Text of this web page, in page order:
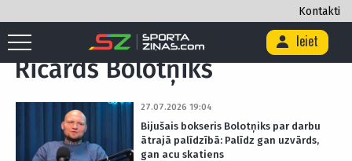
Kontakti
Ieiet
Sākums Birka "Ričards Bolotņiks"
Ričards Bolotņiks
27.07.2026 19:04
Bijušais bokseris Bolotņiks par darbu
ātrajā palīdzībā: Palīdz gan uzvārds,
gan acu skatiens